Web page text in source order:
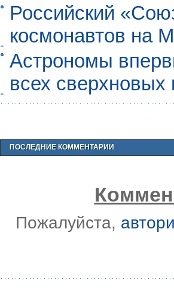
Российский
космонавтов на
Астрономы
всех сверхновых
ПОСЛЕДНИЕ КОММЕНТАРИИ
Пожалуйста,